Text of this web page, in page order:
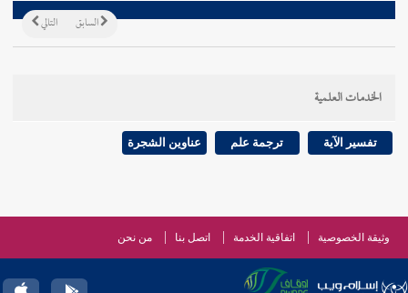
التالي السابق
الخدمات العلمية
تفسير الآية ترجمة علم عناوين الشجرة
وثيقة الخصوصية اتفاقية الخدمة اتصل بنا من نحن